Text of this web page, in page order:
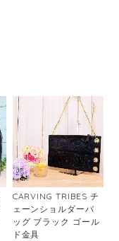
CARVING TRIBES チ
ェーンショルダーバ
ッグ ブラック ゴール
ド金具